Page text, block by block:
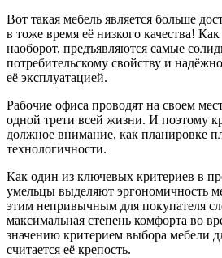
Вот такая мебель является больше
в тоже время её низкого качества!
наоборот, предъявляются самые
потребительскому свойству и
её эксплуатацией.
Рабочие офиса проводят на своем
одной трети всей жизни. И поэтому
должное внимание, как планировке
технологичности.
Как один из ключевых критериев в
умельцы выделяют эргономичность
этим непривычным для покупателя
максимальная степень комфорта во
значению критерием выбора мебели
считается её крепость.